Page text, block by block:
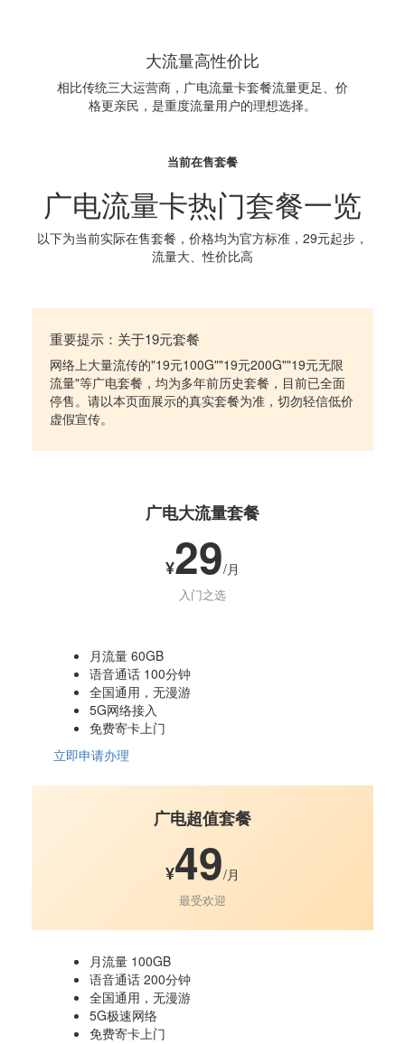
大流量高性价比
相比传统三大运营商，广电流量卡套餐流量更足、价
格更亲民，是重度流量用户的理想选择。
当前在售套餐
广电流量卡热门套餐一览
以下为当前实际在售套餐，价格均为官方标准，29元起步，
流量大、性价比高
重要提示：关于19元套餐
网络上大量流传的"19元100G""19元200G""19元无限
流量"等广电套餐，均为多年前历史套餐，目前已全面
停售。请以本页面展示的真实套餐为准，切勿轻信低价
虚假宣传。
广电大流量套餐
¥29/月
入门之选
月流量 60GB
语音通话 100分钟
全国通用，无漫游
5G网络接入
免费寄卡上门
立即申请办理
广电超值套餐
¥49/月
最受欢迎
月流量 100GB
语音通话 200分钟
全国通用，无漫游
5G极速网络
免费寄卡上门